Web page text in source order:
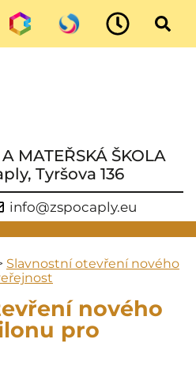
MATEŘSKÁ ŠKOLA
Tyršova 136
info@zspocaply.eu
Slavnostní otevření nového
nového
pro